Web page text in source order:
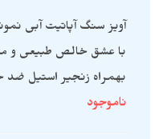
آویز سنگ آپاتیت آبی
با عشق خالص طبیعی و
بهمراه زنجیر استیل
ناموجود